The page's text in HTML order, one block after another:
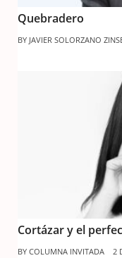
Quebradero
BY JAVIER SOLORZANO
Cortázar y el
BY COLUMNA INVITADA 2